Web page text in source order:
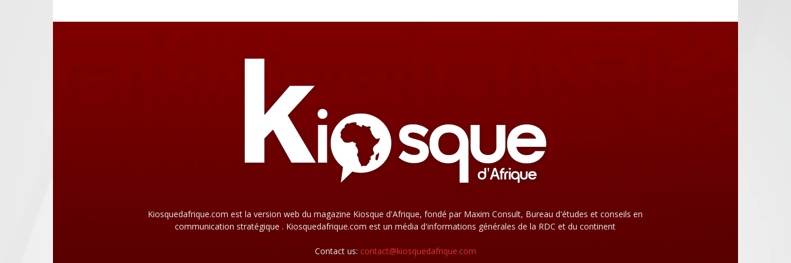
Kiosquedafrique.com est la version web du magazine Kiosque d'Afrique, fondé par Maxim Consult, Bureau d'études et conseils en
communication stratégique . Kiosquedafrique.com est un média d'informations générales de la RDC et du continent
Contact us: contact@kiosquedafrique.com